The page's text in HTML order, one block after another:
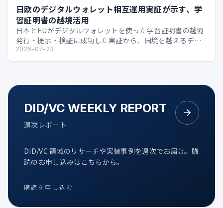
日欧のデジタルウォレット相互運用実証が示す、学
習証明書の越境活用
日本とEUがデジタルウォレットを使った学習証明書の越境
発行・提示・検証に成功した実証から、国境を越えるデジ
タル証明の可能性を整理します。
2026-07-23
DID/VC WEEKLY REPORT
週次レポート
DID/VC 領域のリサーチや実装事例を週次でお届け。購
読のお申し込みはこちらから。
購読を申し込む